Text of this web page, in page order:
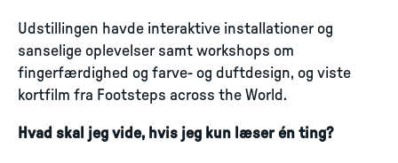
Udstillingen havde interaktive installationer og
sanselige oplevelser samt workshops om
fingerfærdighed og farve- og duftdesign, og viste
kortfilm fra Footsteps across the World.
Hvad skal jeg vide, hvis jeg kun læser én ting?